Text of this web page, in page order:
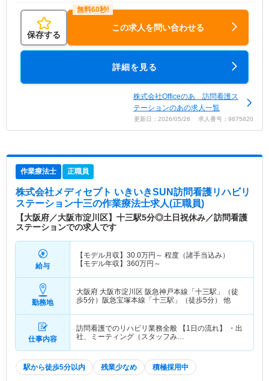
保存する
この求人を問い合わせる
詳細を見る
株式会社Officeのあ 訪問看護ス
テーションのあの求人一覧
更新日：2026/05/26 求人番号：9875820
作業療法士 正職員
株式会社メディセプト いきいきSUN訪問看護リハビリ
ステーション十三の作業療法士求人(正職員)
【大阪府／大阪市淀川区】十三駅5分◎土日祝休み／訪問看護
ステーションでの求人です
給与
【モデル月収】 30.0万円～ 程度（諸手当込み）
【モデル年収】 360万円～
勤務地
大阪府 大阪市淀川区 阪急神戸本線「十三駅」（徒
歩5分）阪急宝塚本線「十三駅」（徒歩5分） 他
仕事内容
訪問看護でのリハビリ業務全般 【1日の流れ】 ・出
社、ミーティング（スタッフみ…
駅から徒歩5分以内 残業少なめ 積極採用中